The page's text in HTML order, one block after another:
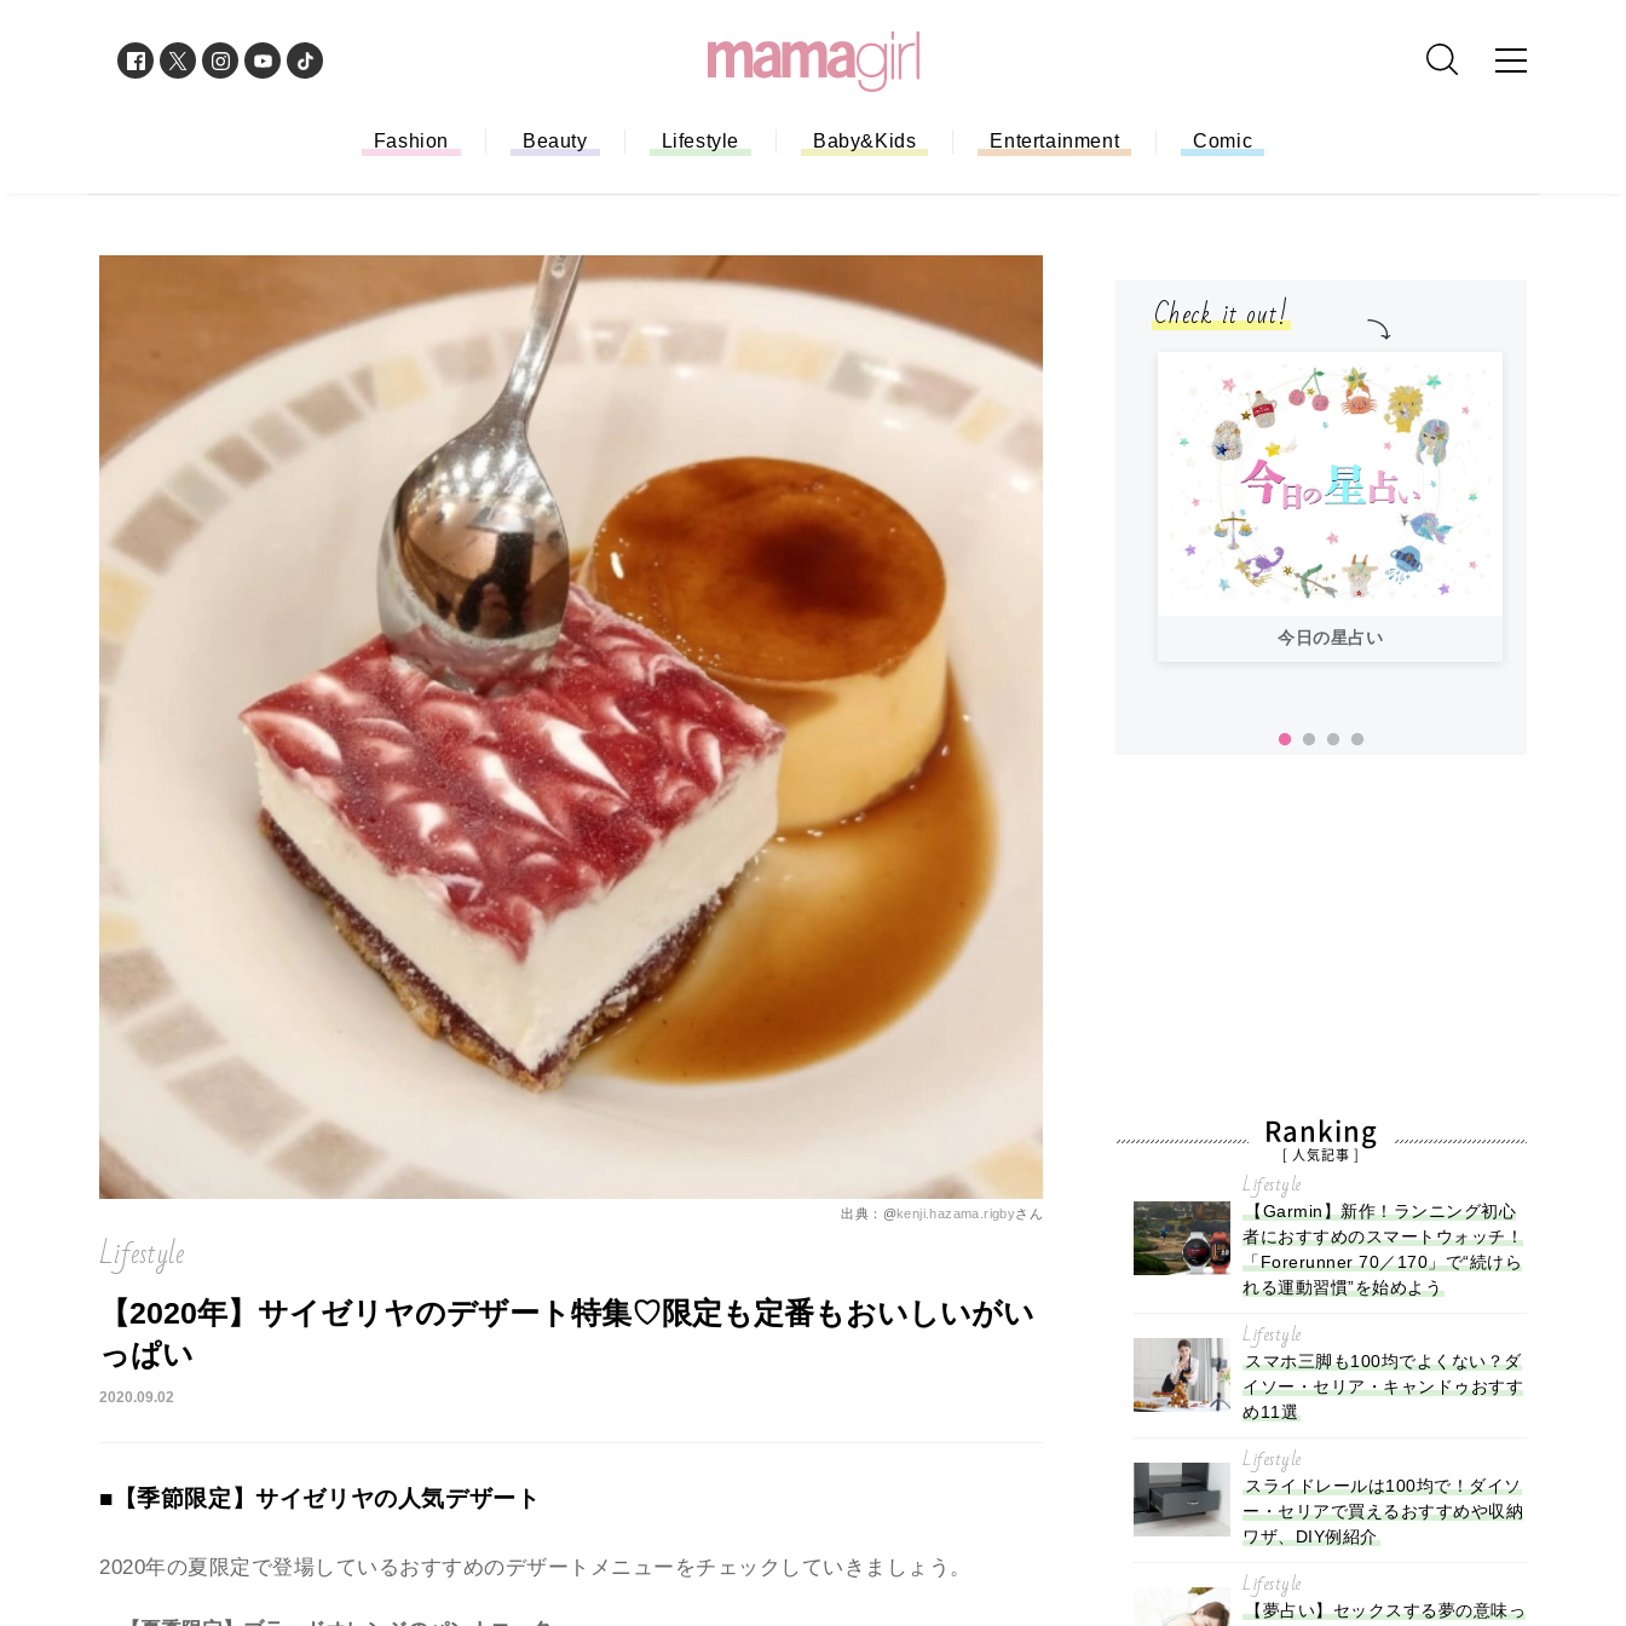
Fashion Beauty Lifestyle Baby&Kids Entertainment Comic
出典：@kenji.hazama.rigbyさん
Lifestyle
【2020年】サイゼリヤのデザート特集♡限定も定番もおいしいがい
っぱい
2020.09.02
■【季節限定】サイゼリヤの人気デザート
2020年の夏限定で登場しているおすすめのデザートメニューをチェックしていきましょう。
Check it out!
「もう行列に並ばない！」ミスドのモ
バイルオーダー完全ガイド｜支払い方
法から受け取り方までネットオーダー
を徹底解説
今日の星占い
Ranking
[ 人気記事 ]
Lifestyle
【Garmin】新作！ランニング初心
者におすすめのスマートウォッチ！
「Forerunner 70／170」で“続けら
れる運動習慣”を始めよう
Lifestyle
スマホ三脚も100均でよくない？ダ
イソー・セリア・キャンドゥおすす
め11選
Lifestyle
スライドレールは100均で！ダイソ
ー・セリアで買えるおすすめや収納
ワザ、DIY例紹介
Lifestyle
【夢占い】セックスする夢の意味っ